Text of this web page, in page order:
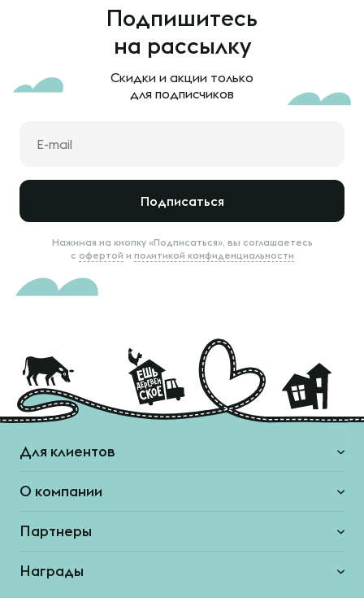
Подпишитесь
на рассылку
Скидки и акции только
для подписчиков
Подписаться
Нажимая на кнопку «Подписаться», вы соглашаетесь
с офертой и политикой конфиденциальности
Для клиентов
О компании
Партнеры
Награды